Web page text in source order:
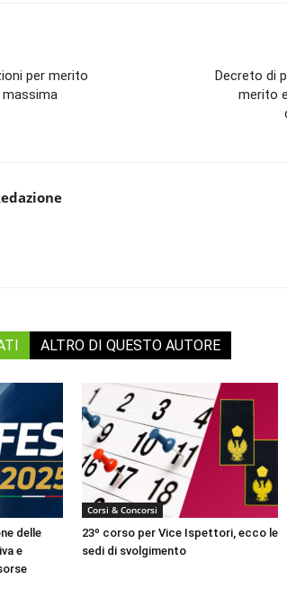
per merito
Decreto di
merito
ALTRO DI QUESTO AUTORE
delle
e
Corsi & Concorsi
23º corso per Vice Ispettori, ecco le
sedi di svolgimento